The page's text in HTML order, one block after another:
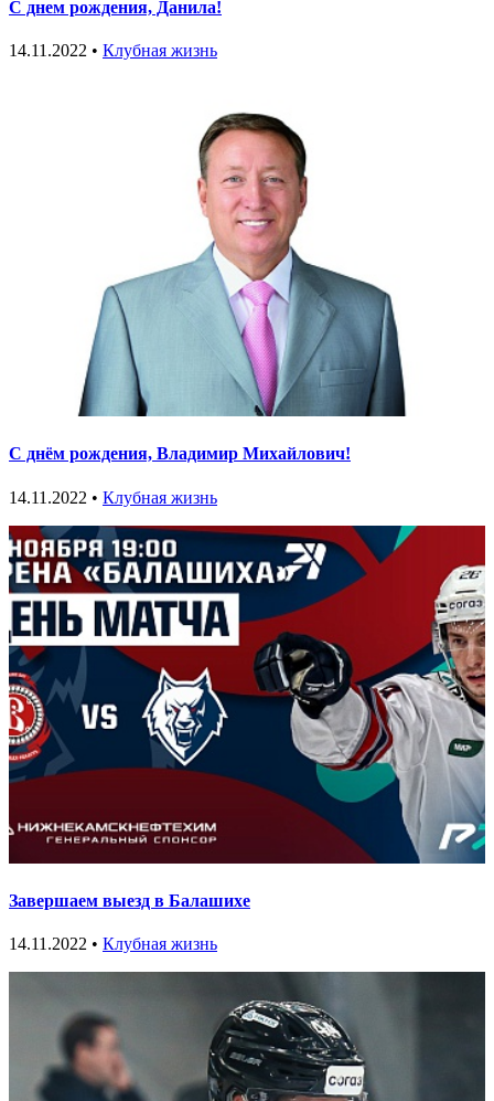
С днем рождения, Данила!
14.11.2022 • Клубная жизнь
С днём рождения, Владимир Михайлович!
14.11.2022 • Клубная жизнь
Завершаем выезд в Балашихе
14.11.2022 • Клубная жизнь